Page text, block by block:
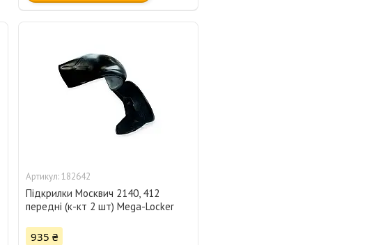
182642
Підкрилки Москвич 2140, 412
передні (к-кт 2 шт) Mega-Locker
935 ₴